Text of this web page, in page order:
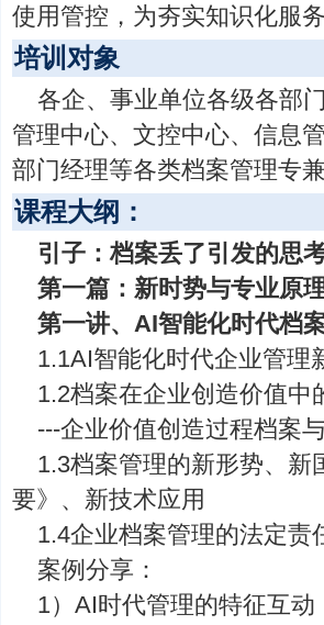
使用管控，为夯实知识化服
培训对象
各企、事业单位各级各部
管理中心、文控中心、信息
部门经理等各类档案管理专兼
课程大纲：
引子：档案丢了引发的思
第一篇：新时势与专业原
第一讲、AI智能化时代档
1.1AI智能化时代企业管理
1.2档案在企业创造价值中
---企业价值创造过程档案
1.3档案管理的新形势、新
要》、新技术应用
1.4企业档案管理的法定责
案例分享：
1）AI时代管理的特征互动